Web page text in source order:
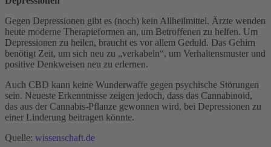
Gegen Depressionen gibt es (noch) kein Allheilmittel. Ärzte wenden
heute moderne Therapieformen an, um Betroffenen zu helfen. Um
Depressionen zu heilen, braucht es vor allem Geduld. Das Gehirn
benötigt Zeit, um sich neu zu „verkabeln“, um Verhaltensmuster und
positive Denkweisen neu zu erlernen.
Auch CBD kann keine Wunderwaffe gegen psychische Störungen
sein. Neueste Erkenntnisse zeigen jedoch, dass das Cannabinoid,
das aus der Cannabis-Pflanze gewonnen wird, bei Depressionen zu
einer Linderung beitragen könnte.
Quelle: wissenschaft.de